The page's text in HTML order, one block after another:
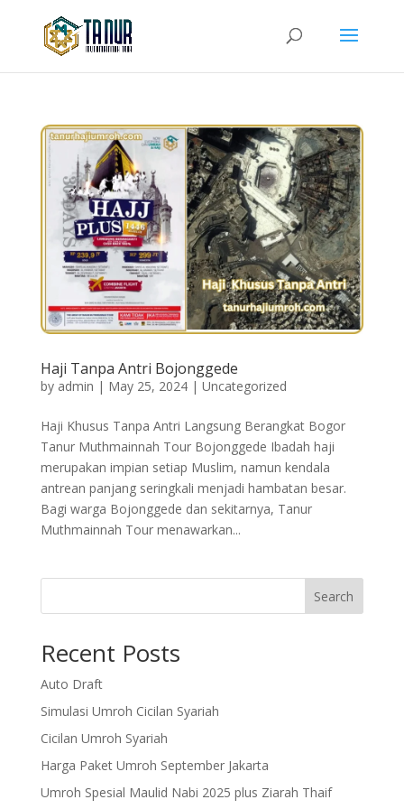
Haji Tanpa Antri Bojonggede
by admin | May 25, 2024| Uncategorized
Haji Khusus Tanpa Antri Langsung Berangkat Bogor
Tanur Muthmainnah Tour Bojonggede Ibadah haji
merupakan impian setiap Muslim, namun kendala
antrean panjang seringkali menjadi hambatan besar.
Bagi warga Bojonggede dan sekitarnya, Tanur
Muthmainnah Tour menawarkan...
Search
Recent Posts
Auto Draft
Simulasi Umroh Cicilan Syariah
Cicilan Umroh Syariah
Harga Paket Umroh September Jakarta
Umroh Spesial Maulid Nabi 2025 plus Ziarah Thaif